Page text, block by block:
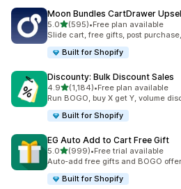
Moon Bundles CartDrawer
5.0별 5개 중
(595)
총 리뷰 595개
•Free plan available
Slide cart, free gifts, post
Built for Shopify
Discounty: Bulk Discount Sales
4.9별 5개 중
(1,184)
총 리뷰 1184개
•Free plan available
Run BOGO, buy X get Y, volume
Built for Shopify
EG Auto Add to Cart Free Gift
5.0별 5개 중
(999)
총 리뷰 999개
•Free trial available
Auto-add free gifts and BOGO
Built for Shopify